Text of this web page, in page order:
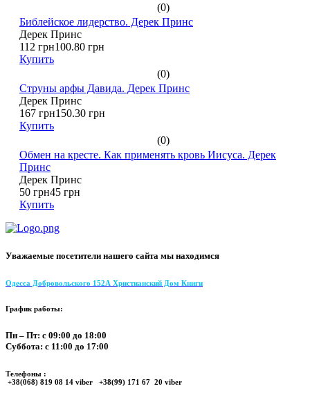
(0)
Библейское лидерство. Дерек Принс
Дерек Принс
112 грн100.80 грн
Купить
(0)
Струны арфы Давида. Дерек Принс
Дерек Принс
167 грн150.30 грн
Купить
(0)
Обмен на кресте. Как применять кровь Иисуса. Дерек
Принс
Дерек Принс
50 грн45 грн
Купить
Уважаемые посетители нашего сайта мы находимся
Одесса Добровольского 152А Христианский Дом Книги
График работы:
Пн – Пт: с 09:00 до 18:00
Суббота: с 11:00 до 17:00
Телефоны :
+38(068) 819 08 14 viber +38(99) 171 67 20 viber